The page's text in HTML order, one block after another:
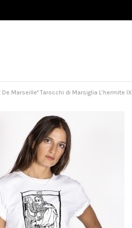
De Marseille" Tarocchi di Marsiglia L’hermite IX